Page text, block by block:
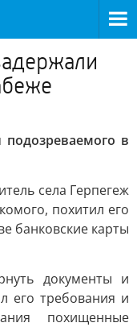
в
села Герпегеж
похитил его
банковские карты
документы и
его требования и
похищенные